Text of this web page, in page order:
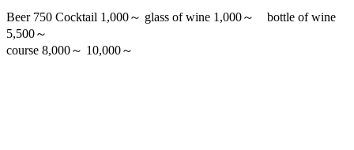
Beer 750 Cocktail 1,000～ glass of wine 1,000～ bottle of wine
5,500～
course 8,000～ 10,000～